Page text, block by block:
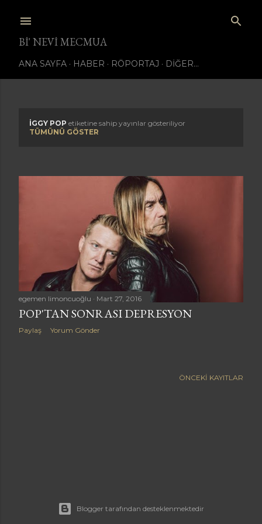
BI' NEVI MECMUA
ANA SAYFA HABER RÖPORTAJ DIĞER…
K
y
r
IGGY POP etiketine sahip yayınlar gösteriliyor
TÜMÜNÜ GÖSTER
egemen limoncuoğlu Mart 27, 2016
POP'TAN SONRASI DEPRESYON
Paylaş Yorum Gönder
ÖNCEKI KAYITLAR
Blogger tarafından desteklenmektedir